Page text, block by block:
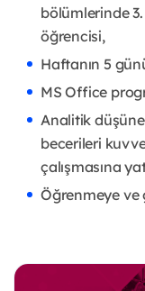
bölümlerinde 3.
öğrencisi,
Haftanın 5
MS Office
Analitik
becerileri
çalışmasına
Öğrenmeye ve